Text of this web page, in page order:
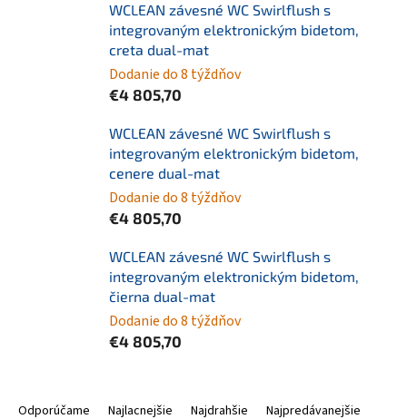
WCLEAN závesné WC Swirlflush s
integrovaným elektronickým bidetom,
creta dual-mat
Dodanie do 8 týždňov
€4 805,70
WCLEAN závesné WC Swirlflush s
integrovaným elektronickým bidetom,
cenere dual-mat
Dodanie do 8 týždňov
€4 805,70
WCLEAN závesné WC Swirlflush s
integrovaným elektronickým bidetom,
čierna dual-mat
Dodanie do 8 týždňov
€4 805,70
Odporúčame Najlacnejšie Najdrahšie
Najpredávanejšie